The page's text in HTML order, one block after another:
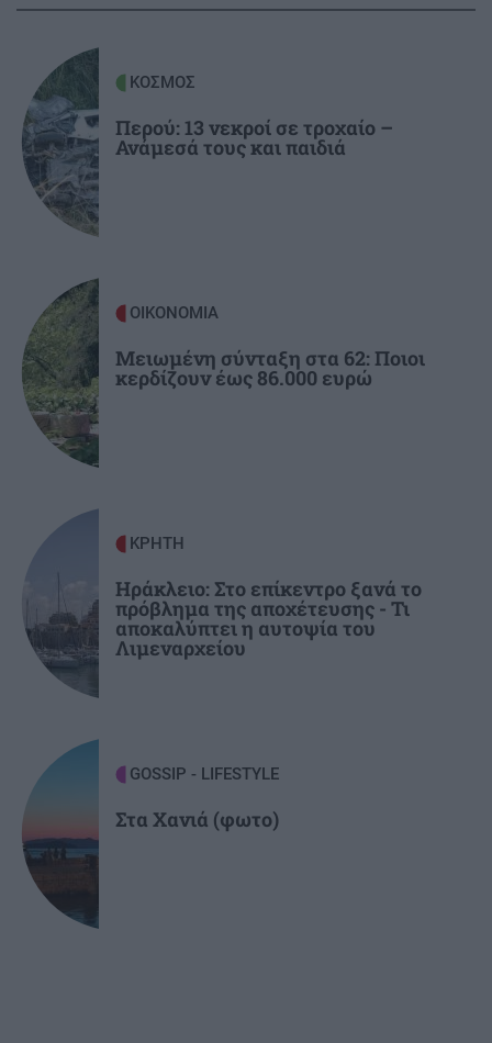
ΚΟΣΜΟΣ
δεν αλλάξουν στάση οι ΗΠΑ»
ΚΡΗΤΗ
Τραγωδία στον Κάβρο Χανίων - Νεκρή 62χρονη
τουρίστρια στη θάλασσα
Ηράκλειο: Συγκίνηση στην εορτή του Αγίου
Μύρωνος - Χειροτονία νέου πρεσβυτέρου
ΓΥΝΑΙΚΑ
Τα ζώδια της Κυριακής
ΚΡΗΤΗ
πυρκαγιάς – Πού απαγορεύεται η κυκλοφορία
ΚΟΣΜΟΣ
Περού: 13 νεκροί σε τροχαίο –
Ανάμεσά τους και παιδιά
ΟΙΚΟΝΟΜΙΑ
Μειωμένη σύνταξη στα 62: Ποιοι
κερδίζουν έως 86.000 ευρώ
ΚΡΗΤΗ
Ηράκλειο: Στο επίκεντρο ξανά το
πρόβλημα της αποχέτευσης - Τι
αποκαλύπτει η αυτοψία του
Λιμεναρχείου
GOSSIP - LIFESTYLE
Στα Χανιά (φωτο)